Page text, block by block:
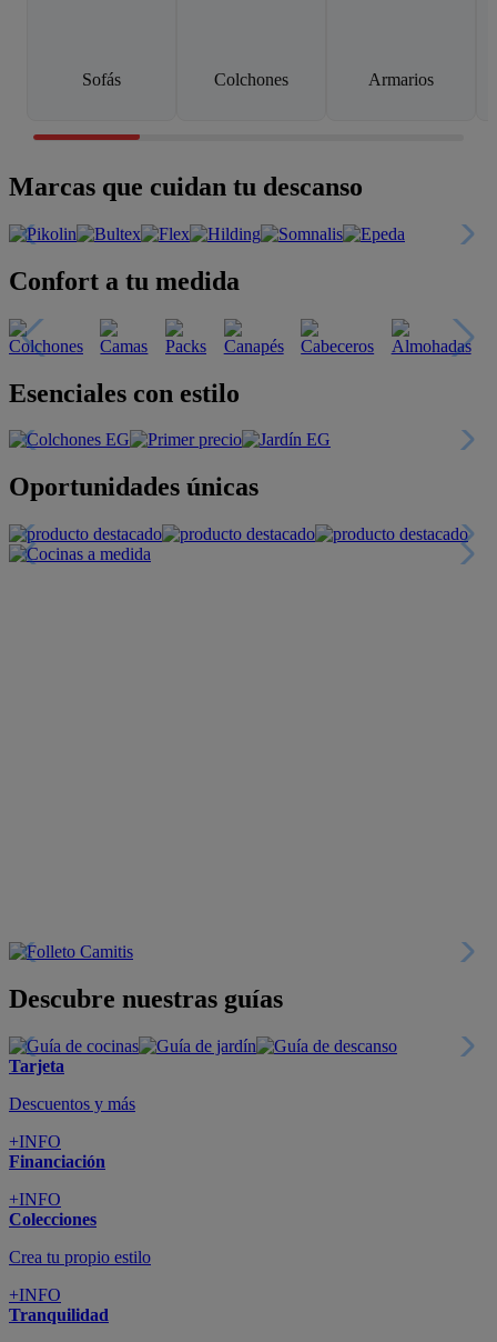
Sofás Colchones Armarios
Marcas que cuidan tu descanso
Confort a tu medida
Esenciales con estilo
Oportunidades únicas
Descubre nuestras guías
Tarjeta
Descuentos y más
+INFO
Financiación
+INFO
Colecciones
Crea tu propio estilo
+INFO
Tranquilidad